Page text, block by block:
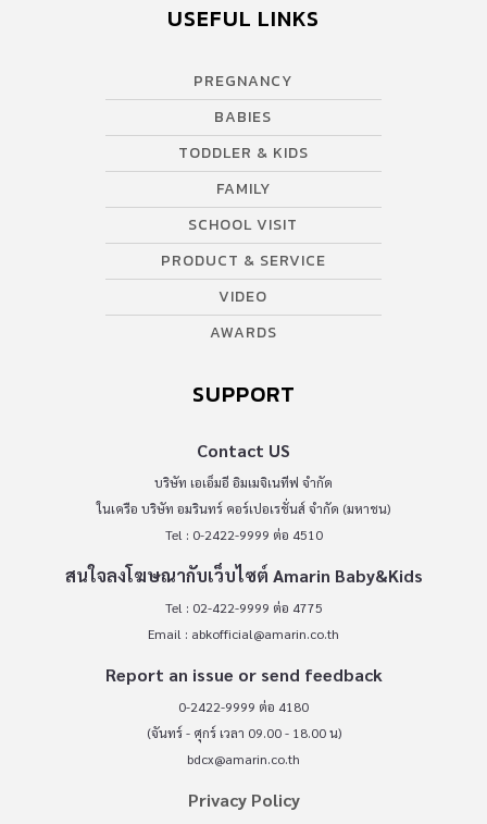
USEFUL LINKS
PREGNANCY
BABIES
TODDLER & KIDS
FAMILY
SCHOOL VISIT
PRODUCT & SERVICE
VIDEO
AWARDS
SUPPORT
Contact US
บริษัท เอเอ็มอี อิมเมจิเนทีฟ จำกัด
ในเครือ บริษัท อมรินทร์ คอร์เปอเรชั่นส์ จำกัด (มหาชน)
Tel : 0-2422-9999 ต่อ 4510
สนใจลงโฆษณากับเว็บไซต์ Amarin Baby&Kids
Tel : 02-422-9999 ต่อ 4775
Email : abkofficial@amarin.co.th
Report an issue or send feedback
0-2422-9999 ต่อ 4180
(จันทร์ - ศุกร์ เวลา 09.00 - 18.00 น)
bdcx@amarin.co.th
Privacy Policy